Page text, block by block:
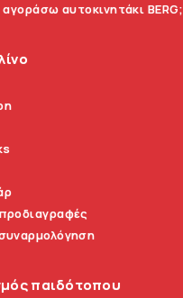
αγοράσω αυτοκινητάκι BERG;
παιδότοπου